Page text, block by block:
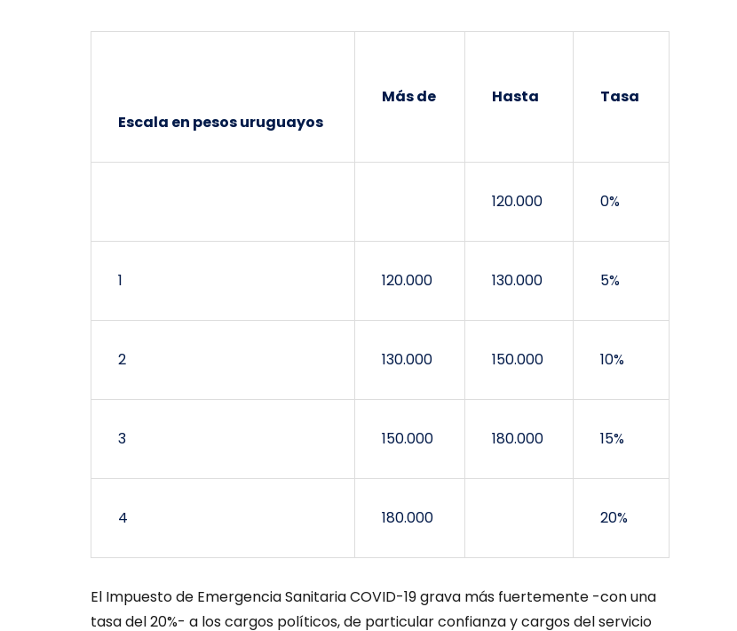
Escala en pesos uruguayos
Más de Hasta Tasa
120.000 0%
1 120.000 130.000 5%
2 130.000 150.000 10%
3 150.000 180.000 15%
4 180.000 20%
El Impuesto de Emergencia Sanitaria COVID-19 grava más fuertemente -con una
tasa del 20%- a los cargos políticos, de particular confianza y cargos del servicio